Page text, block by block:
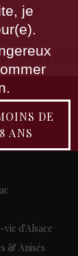
DE 1 - 1
d'Alsace
& Anisés
je
DE
ANS